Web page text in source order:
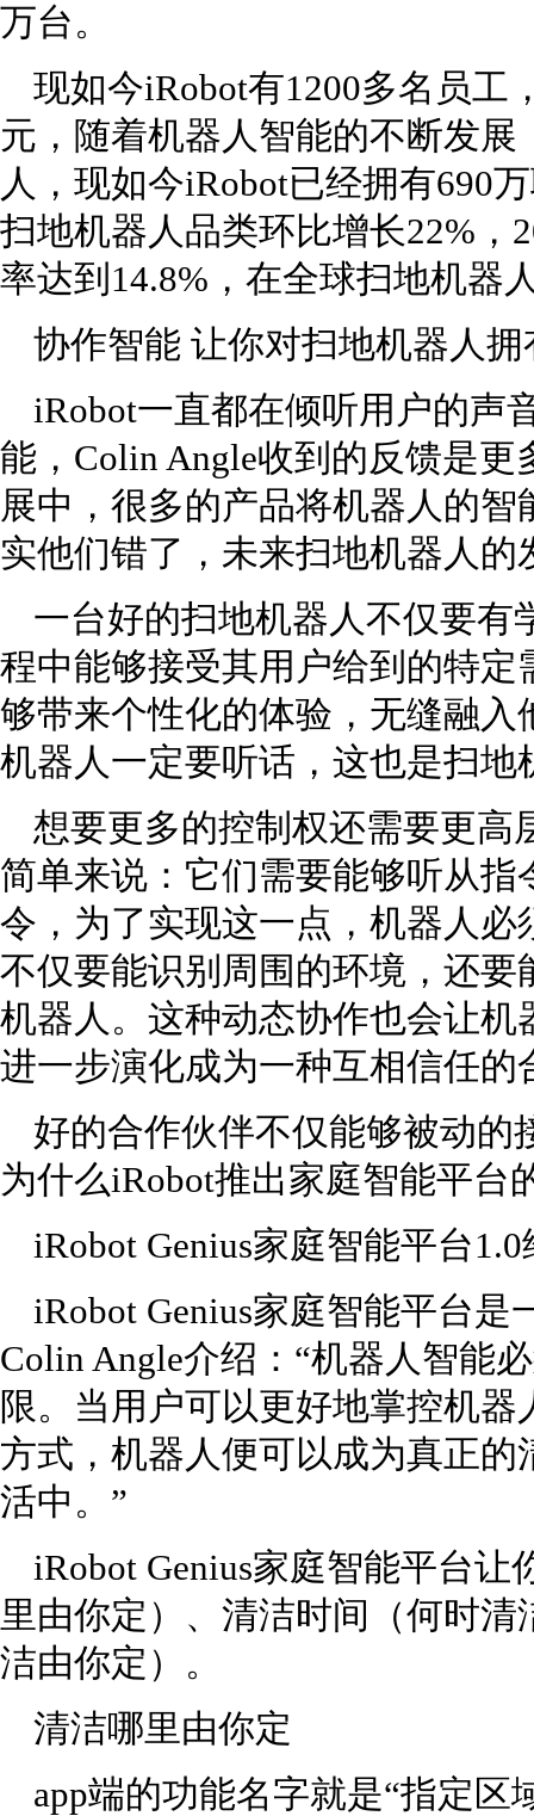
万台。
现如今iRobot有1200多名员工
元，随着机器人智能的不断发
人，现如今iRobot已经拥有690
扫地机器人品类环比增长22%，
率达到14.8%，在全球扫地机器
协作智能 让你对扫地机器人
iRobot一直都在倾听用户的声
能，Colin Angle收到的反馈是
展中，很多的产品将机器人的
实他们错了，未来扫地机器人
一台好的扫地机器人不仅要有
程中能够接受其用户给到的特
够带来个性化的体验，无缝融
机器人一定要听话，这也是扫
想要更多的控制权还需要更高
简单来说：它们需要能够听从
令，为了实现这一点，机器人
不仅要能识别周围的环境，还
机器人。这种动态协作也会让
进一步演化成为一种互相信任的
好的合作伙伴不仅能够被动的
为什么iRobot推出家庭智能平台
iRobot Genius家庭智能平台
iRobot Genius家庭智能平台
Colin Angle介绍：“机器人智能
限。当用户可以更好地掌控机
方式，机器人便可以成为真正
活中。”
iRobot Genius家庭智能平台
里由你定）、清洁时间（何时
洁由你定）。
清洁哪里由你定
app端的功能名字就是“指定